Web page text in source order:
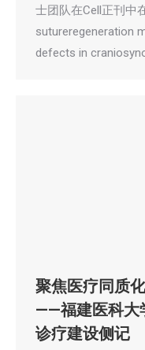
士团队在Cell正刊中
sutureregeneration
defects in
聚焦医疗同质
——福建医科大
诊疗建设侧记